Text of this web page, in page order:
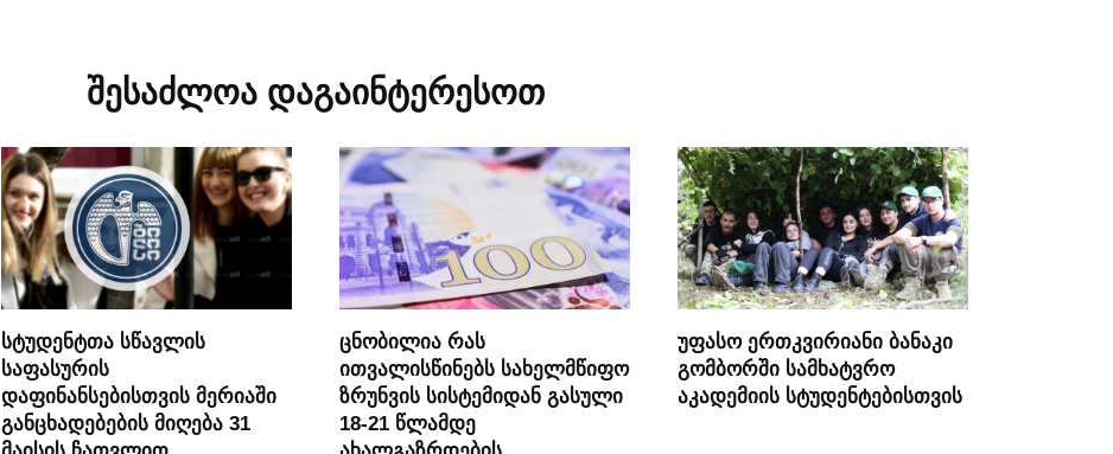
შესაძლოა დაგაინტერესოთ
სტუდენტთა სწავლის
საფასურის
დაფინანსებისთვის მერიაში
განცხადებების მიღება 31
ცნობილია რას
ითვალისწინებს სახელმწიფო
ზრუნვის სისტემიდან გასული
18-21 წლამდე
უფასო ერთკვირიანი ბანაკი
გომბორში სამხატვრო
აკადემიის სტუდენტებისთვის